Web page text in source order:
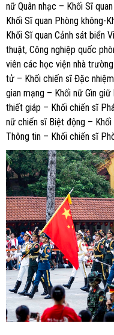
nữ Quân nhạc – Khối Sĩ
Khối Sĩ quan Phòng không-
Khối Sĩ quan Cảnh sát biển
thuật, Công nghiệp quốc
viên các học viện nhà
tử – Khối chiến sĩ Đặc
gian mạng – Khối nữ Gìn
thiết giáp – Khối chiến sĩ
nữ chiến sĩ Biệt động –
Thông tin – Khối chiến sĩ